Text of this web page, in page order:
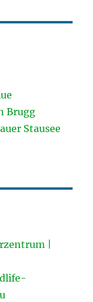
Brugg
Stausee
|